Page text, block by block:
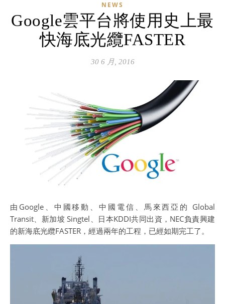
NEWS
Google雲平台將使用史上最
快海底光纜FASTER
30 6 月, 2016
由Google、中國移動、中國電信、馬來西亞的 Global
Transit、新加坡 Singtel、日本KDDI共同出資，NEC負責興建
的新海底光纜FASTER，經過兩年的工程，已經如期完工了。